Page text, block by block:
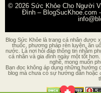
© 2026 Sức Khỏe Cho Người
Đình – BlogSucKhoe.com
Blog Sức Khỏe là trang cá nhân được
thuốc, phương pháp rèn luyện, ăn
nước. Là nơi hỏi đáp thông tin nhằm
cá nhân và gia đình ngày một tốt
nghề, mong muốn
Bạn đọc không áp dụng những hướng
blog mà chưa có sự hướng dẫn hoặc